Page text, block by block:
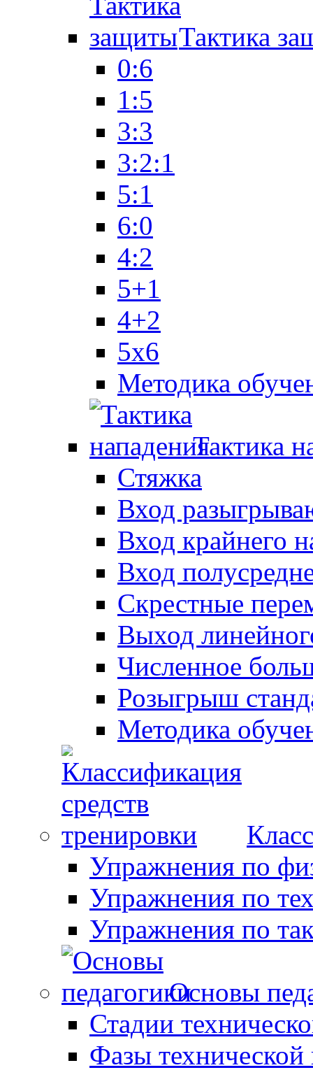
Тактика
0:6
1:5
3:3
3:2:1
5:1
6:0
4:2
5+1
4+2
5x6
Методика
Тактика
Стяжка
Вход
Вход крайнего
Вход
Скрестные
Выход
Численное
Розыгрыш
Методика
Упражнения по
Упражнения по
Упражнения по
Основы
Стадии
Фазы технической